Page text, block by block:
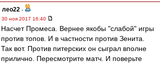
лео22 -
30 ноя 2017 16:40
Насчет Промеса. Вернее якобы "слабой" игры
против топов. И в частности против Зенита.
Так вот. Против питерских он сыграл вполне
прилично. Пересмотрите матч. И поверьте